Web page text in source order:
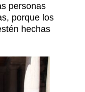
personas
porque los
hechas